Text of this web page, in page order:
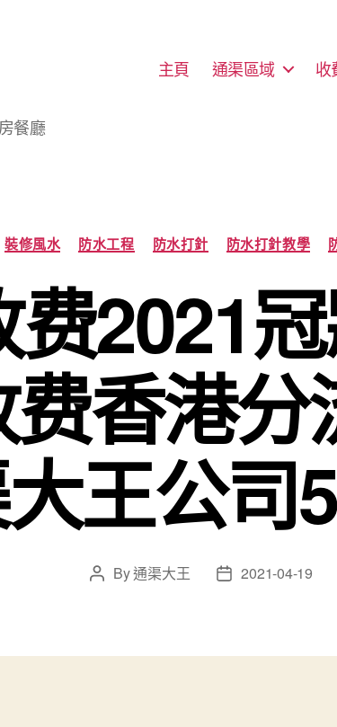
餐廳
主頁 通渠區域 收
Categories
裝修風水 防水工程 防水打針 防水打針教學
2021
香港分
王公司
PostBy通渠大王
Post2021-04-19